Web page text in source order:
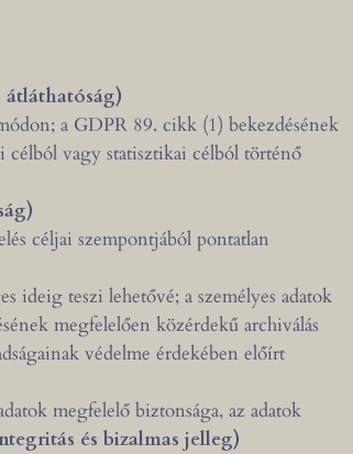
átláthatóság)
a GDPR 89. cikk (1) bekezdésének
célból vagy statisztikai célból történő
céljai szempontjából pontatlan
ideig teszi lehetővé; a személyes adatok
megfelelően közérdekű archiválás
védelme érdekében előírt
megfelelő biztonsága, az adatok
és bizalmas jelleg)